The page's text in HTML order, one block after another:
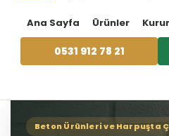
Ana Sayfa Ürünler
0531 912 78 21